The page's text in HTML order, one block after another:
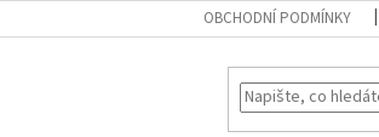
OBCHODNÍ PODMÍNKY